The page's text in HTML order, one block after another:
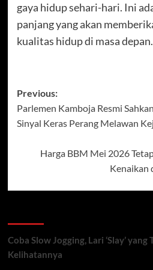
gaya hidup sehari-hari. Ini
panjang yang akan
kualitas hidup di masa depan.
Post
navigation
Previous:
Parlemen Kamboja Resmi
Sinyal Keras Perang Melawan
Harga BBM Mei 2026
Kenaikan
Coba Slow Jogging, Lari ‘Slay’
Kelihatannya